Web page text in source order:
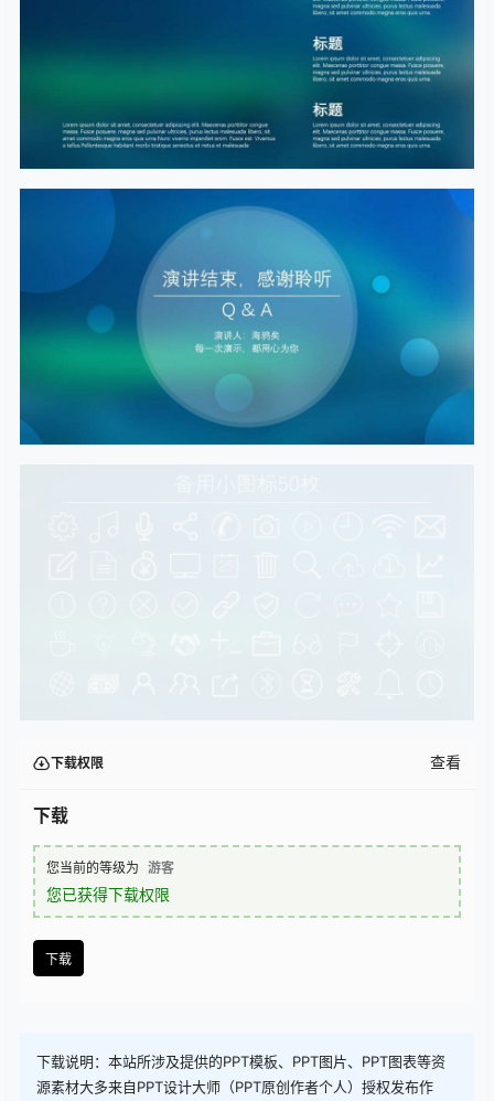
下载权限 查看
下载
您当前的等级为 游客
您已获得下载权限
下载
下载说明：本站所涉及提供的PPT模板、PPT图片、PPT图表等资
源素材大多来自PPT设计大师（PPT原创作者个人）授权发布作